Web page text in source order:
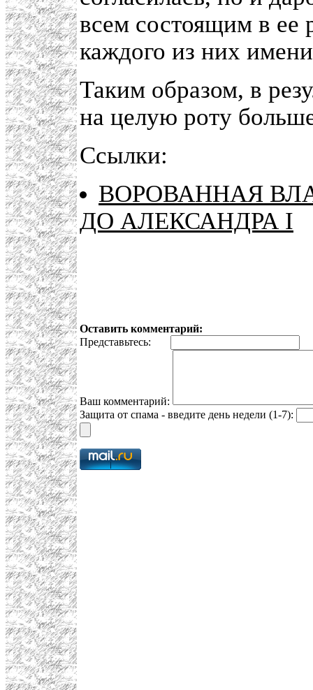
всем состоящим в ее
каждого из них
Таким образом, в
на целую роту
Ссылки:
ВОРОВАННАЯ
ДО АЛЕКСАНДРА I
Оставить комментарий:
Представьтесь:
Ваш комментарий:
Защита от спама - введите день недели (1-7):